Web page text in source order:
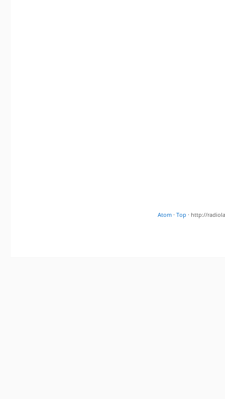
Atom · Top · http://